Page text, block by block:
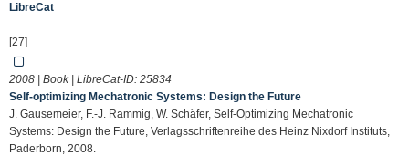
LibreCat
[27]
2008 | Book | LibreCat-ID: 25834
Self-optimizing Mechatronic Systems: Design the Future
J. Gausemeier, F.-J. Rammig, W. Schäfer, Self-Optimizing Mechatronic
Systems: Design the Future, Verlagsschriftenreihe des Heinz Nixdorf Instituts,
Paderborn, 2008.